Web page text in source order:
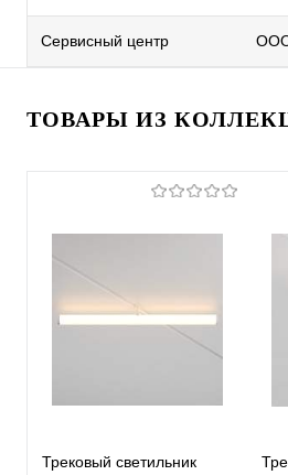
Сервисный центр
ТОВАРЫ ИЗ
Трековый светильник